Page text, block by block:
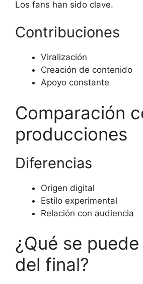
Los fans han sido clave.
Contribuciones
Viralización
Creación de contenido
Apoyo constante
Comparación
producciones
Diferencias
Origen digital
Estilo experimental
Relación con audiencia
¿Qué se
del final?